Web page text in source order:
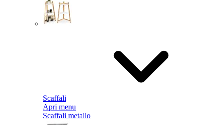
Scaffali
Apri menu
Scaffali metallo